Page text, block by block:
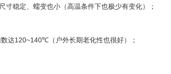
寸稳定、蠕变也小（高温条件下也极少有变化）；
达120~140℃ （户外长期老化性也很好）；